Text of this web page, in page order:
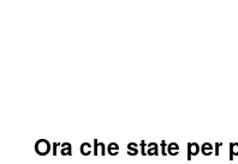
Ora che state per